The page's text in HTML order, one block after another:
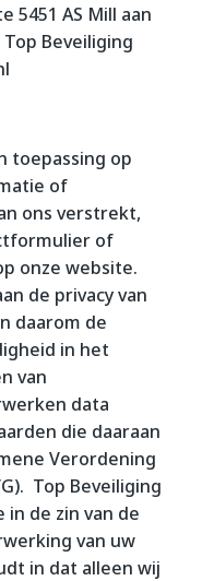
5451 AS Mill aan
Beveiliging
toepassing op
of
ons verstrekt,
of
onze website.
de privacy van
daarom de
in het
van
data
die daaraan
Verordening
Top Beveiliging
in de zin van de
van uw
in dat alleen wij